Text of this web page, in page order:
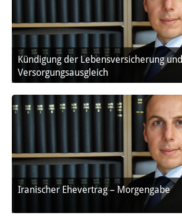
Kündigung der Lebensversicherung und
Versorgungsausgleich
Iranischer Ehevertrag – Morgengabe